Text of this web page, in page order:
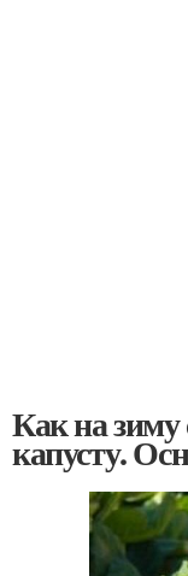
Как на зиму
капусту.